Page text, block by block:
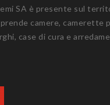
SA è presente sul
camere, camerette
case di cura e